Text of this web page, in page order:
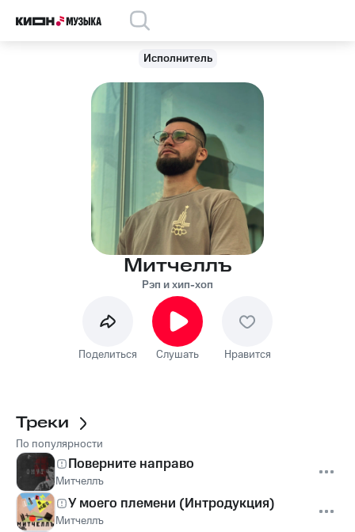
Исполнитель
Митчеллъ
Рэп и хип-хоп
Поделиться Слушать Нравится
Треки
По популярности
Поверните направо
Митчеллъ
У моего племени (Интродукция)
Митчеллъ